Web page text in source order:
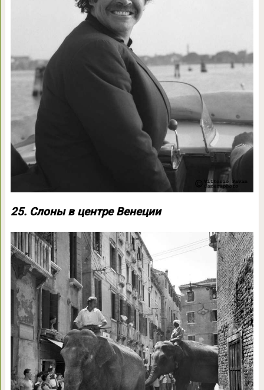
25. Слоны в центре Венеции